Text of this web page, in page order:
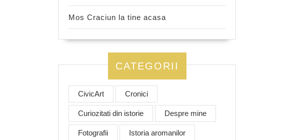
Mos Craciun la tine acasa
CATEGORII
CivicArt Cronici
Curiozitati din istorie Despre mine
Fotografii Istoria aromanilor